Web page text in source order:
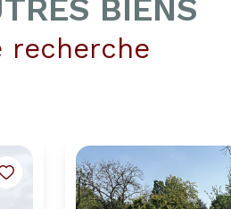
BIENS
recherche